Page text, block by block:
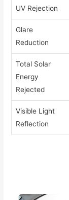
UV Rejection
Glare
Reduction
Total Solar
Energy
Rejected
Visible Light
Reflection